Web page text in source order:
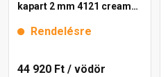
kapart 2 mm 4121 cream
Rendelésre
44 920 Ft / vödör